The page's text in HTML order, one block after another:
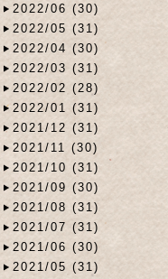
2022/06 (30)
2022/05 (31)
2022/04 (30)
2022/03 (31)
2022/02 (28)
2022/01 (31)
2021/12 (31)
2021/11 (30)
2021/10 (31)
2021/09 (30)
2021/08 (31)
2021/07 (31)
2021/06 (30)
2021/05 (31)